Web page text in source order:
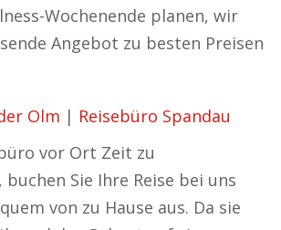
Wochenende planen, wir
Angebot zu besten Preisen
Olm | Reisebüro Spandau
vor Ort Zeit zu
Sie Ihre Reise bei uns
von zu Hause aus. Da sie